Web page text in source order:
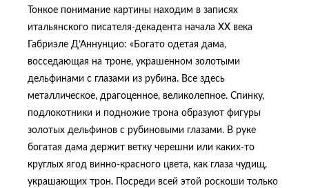
Тонкое понимание картины находим в записях
итальянского писателя-декадента начала XX века
Габриэле Д’Аннунцио: «Богато одетая дама,
восседающая на троне, украшенном золотыми
дельфинами с глазами из рубина. Все здесь
металлическое, драгоценное, великолепное. Спинку,
подлокотники и подножие трона образуют фигуры
золотых дельфинов с рубиновыми глазами. В руке
богатая дама держит ветку черешни или каких-то
круглых ягод винно-красного цвета, как глаза чудищ,
украшающих трон. Посреди всей этой роскоши только